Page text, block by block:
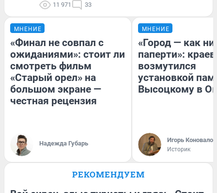
11 971 33
МНЕНИЕ
«Финал не совпал с
ожиданиями»: стоит ли
смотреть фильм
«Старый орел» на
большом экране —
честная рецензия
Надежда Губарь
МНЕНИЕ
«Город — как
паперти»:
возмутился
установкой
Высоцкому в
Игорь Коновалов
Историк
РЕКОМЕНДУЕМ